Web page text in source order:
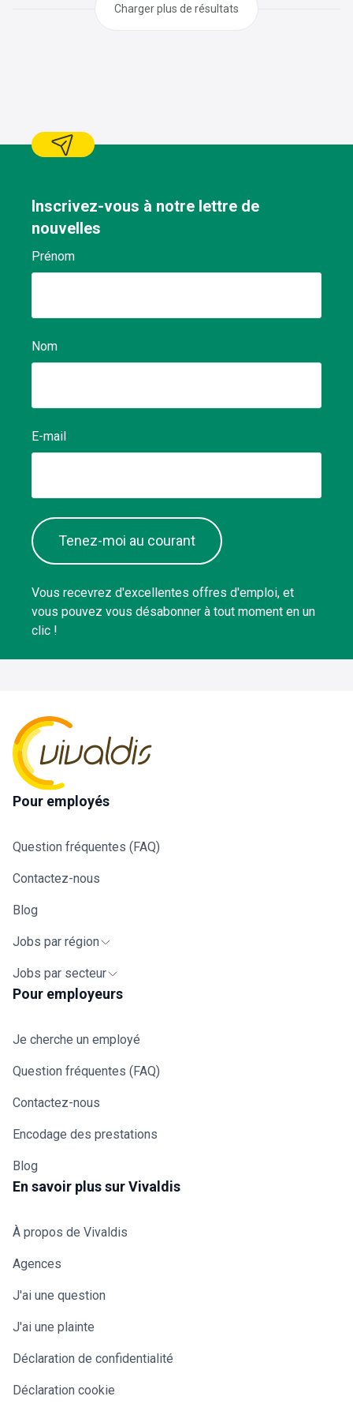
profil ci-dessous :Charger plus de résultats
Inscrivez-vous à notre lettre de
nouvelles
Prénom
Nom
E-mail
Tenez-moi au courant
Vous recevrez d'excellentes offres d'emploi, et
vous pouvez vous désabonner à tout moment en un
clic !
Pour employés
Question fréquentes (FAQ)
Contactez-nous
Blog
Jobs par région
Jobs par secteur
Pour employeurs
Je cherche un employé
Question fréquentes (FAQ)
Contactez-nous
Encodage des prestations
Blog
En savoir plus sur Vivaldis
À propos de Vivaldis
Agences
J'ai une question
J'ai une plainte
Déclaration de confidentialité
Déclaration cookie